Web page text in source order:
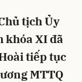
tịch Ủy
khóa XI đã
tiếp tục
MTTQ
Hủy